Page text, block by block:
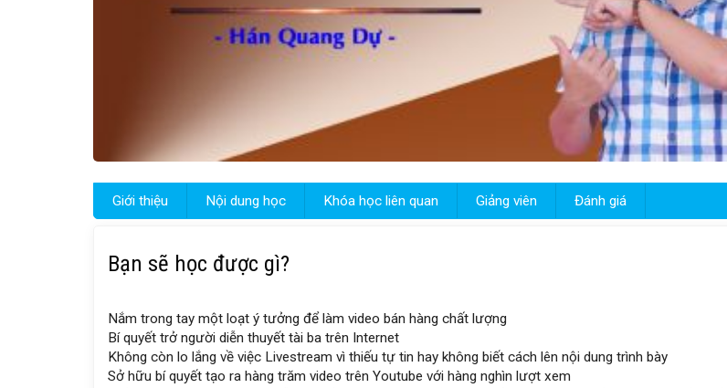
Giới thiệu Nội dung học Khóa học liên quan Giảng viên Đánh giá
Bạn sẽ học được gì?
Nắm trong tay một loạt ý tưởng để làm video bán hàng chất lượng
Bí quyết trở người diễn thuyết tài ba trên Internet
Không còn lo lắng về việc Livestream vì thiếu tự tin hay không biết cách lên nội dung trình bày
Sở hữu bí quyết tạo ra hàng trăm video trên Youtube với hàng nghìn lượt xem